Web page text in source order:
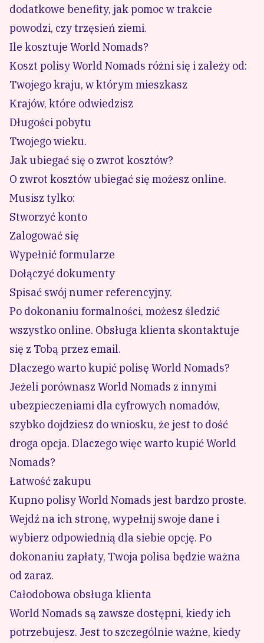
dodatkowe benefity, jak pomoc w trakcie
powodzi, czy trzęsień ziemi.
Ile kosztuje World Nomads?
Koszt polisy World Nomads różni się i zależy od:
Twojego kraju, w którym mieszkasz
Krajów, które odwiedzisz
Długości pobytu
Twojego wieku.
Jak ubiegać się o zwrot kosztów?
O zwrot kosztów ubiegać się możesz online.
Musisz tylko:
Stworzyć konto
Zalogować się
Wypełnić formularze
Dołączyć dokumenty
Spisać swój numer referencyjny.
Po dokonaniu formalności, możesz śledzić
wszystko online. Obsługa klienta skontaktuje
się z Tobą przez email.
Dlaczego warto kupić polisę World Nomads?
Jeżeli porównasz World Nomads z innymi
ubezpieczeniami dla cyfrowych nomadów,
szybko dojdziesz do wniosku, że jest to dość
droga opcja. Dlaczego więc warto kupić World
Nomads?
Łatwość zakupu
Kupno polisy World Nomads jest bardzo proste.
Wejdź na ich stronę, wypełnij swoje dane i
wybierz odpowiednią dla siebie opcję. Po
dokonaniu zapłaty, Twoja polisa będzie ważna
od zaraz.
Całodobowa obsługa klienta
World Nomads są zawsze dostępni, kiedy ich
potrzebujesz. Jest to szczególnie ważne, kiedy